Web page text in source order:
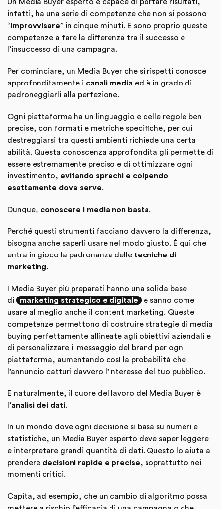
Un Media Buyer esperto e capace di portare risultati,
infatti, ha una serie di competenze che non si possono
“improvvisare” in cinque minuti. E sono proprio queste
competenze a fare la differenza tra il successo e
l’insuccesso di una campagna.
Per cominciare, un Media Buyer che si rispetti conosce
approfonditamente i canali media ed è in grado di
padroneggiarli alla perfezione.
Ogni piattaforma ha un linguaggio e delle regole ben
precise, con formati e metriche specifiche, per cui
destreggiarsi tra questi ambienti richiede una certa
abilità. Questa conoscenza approfondita gli permette di
essere estremamente preciso e di ottimizzare ogni
investimento, evitando sprechi e colpendo
esattamente dove serve.
Dunque, conoscere i media non basta.
Perché questi strumenti facciano davvero la differenza,
bisogna anche saperli usare nel modo giusto. È qui che
entra in gioco la padronanza delle tecniche di
marketing.
I Media Buyer più preparati hanno una solida base
di
marketing strategico e digitale
e sanno come
usare al meglio anche il content marketing. Queste
competenze permettono di costruire strategie di media
buying perfettamente allineate agli obiettivi aziendali e
di personalizzare il messaggio del brand per ogni
piattaforma, aumentando così la probabilità che
l’annuncio catturi davvero l’interesse del tuo pubblico.
E naturalmente, il cuore del lavoro del Media Buyer è
l’analisi dei dati.
In un mondo dove ogni decisione si basa su numeri e
statistiche, un Media Buyer esperto deve saper leggere
e interpretare grandi quantità di dati. Questo lo aiuta a
prendere decisioni rapide e precise, soprattutto nei
momenti critici.
Capita, ad esempio, che un cambio di algoritmo possa